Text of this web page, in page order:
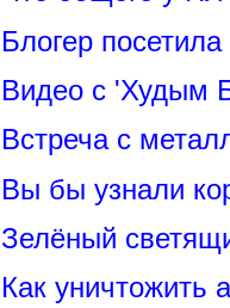
Блогер
Видео с 'Худым
Встреча с
Вы бы узнали
Зелёный
Как уничтожить